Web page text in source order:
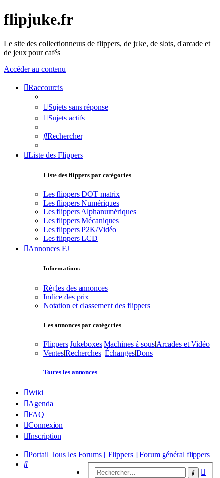
flipjuke.fr
Le site des collectionneurs de flippers, de juke, de slots, d'arcade et
de jeux pour cafés
Accéder au contenu
Raccourcis
Sujets sans réponse
Sujets actifs
Rechercher
Liste des Flippers
Liste des flippers par catégories
Les flippers DOT matrix
Les flippers Numériques
Les flippers Alphanumériques
Les flippers Mécaniques
Les flippers P2K/Vidéo
Les flippers LCD
Annonces FJ
Informations
Règles des annonces
Indice des prix
Notation et classement des flippers
Les annonces par catégories
Flippers|Jukeboxes|Machines à sous|Arcades et Vidéo
Ventes|Recherches| Échanges|Dons
Toutes les annonces
Wiki
Agenda
FAQ
Connexion
Inscription
Portail Tous les Forums [ Flippers ] Forum général flippers
Rechercher